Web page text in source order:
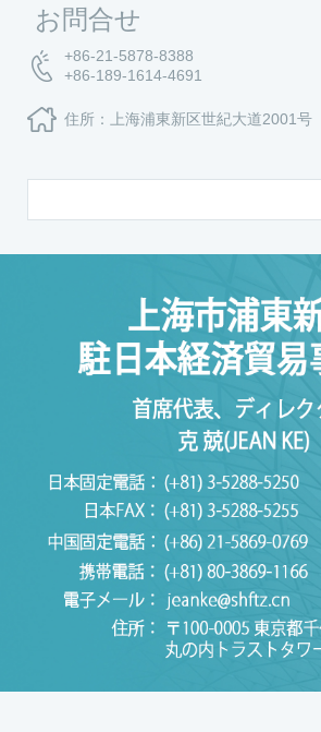
お問合せ
+86-21-5878-8388
+86-189-1614-4691
住所：上海浦東新区世紀大道2001号